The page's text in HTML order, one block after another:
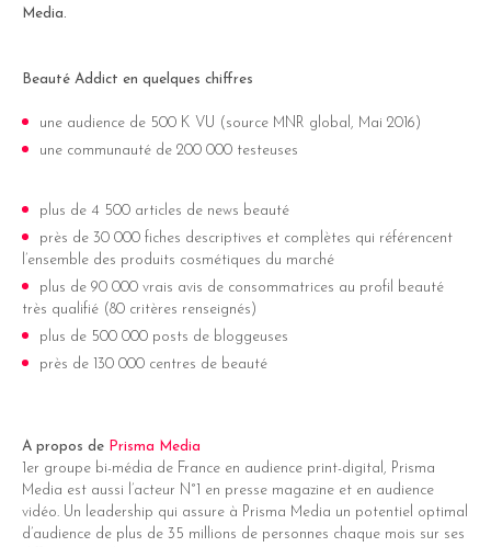
Media.
Beauté Addict en quelques chiffres
une audience de 500 K VU (source MNR global, Mai 2016)
une communauté de 200 000 testeuses
plus de 4 500 articles de news beauté
près de 30 000 fiches descriptives et complètes qui référencent
l’ensemble des produits cosmétiques du marché
plus de 90 000 vrais avis de consommatrices au profil beauté
très qualifié (80 critères renseignés)
plus de 500 000 posts de bloggeuses
près de 130 000 centres de beauté
A propos de Prisma Media
1er groupe bi-média de France en audience print-digital, Prisma
Media est aussi l’acteur N°1 en presse magazine et en audience
vidéo. Un leadership qui assure à Prisma Media un potentiel optimal
d’audience de plus de 35 millions de personnes chaque mois sur ses